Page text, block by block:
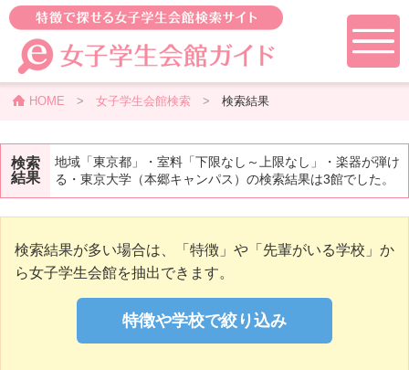
HOME > 女子学生会館検索> 検索結果
検索
結果
地域「東京都」・室料「下限なし～上限なし」・楽器が弾け
る・東京大学（本郷キャンパス）の検索結果は3館でした。
検索結果が多い場合は、「特徴」や「先輩がいる学校」か
ら女子学生会館を抽出できます。